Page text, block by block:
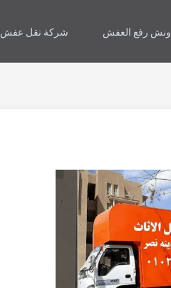
ونش رفع العفش شركة نقل عفش